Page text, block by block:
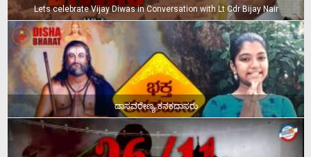
Lets celebrate Vijay Diwas in Conversation with Lt Cdr Bijay Nair
ದಾಸವರೇಣ್ಯ ಕನಕದಾಸರು